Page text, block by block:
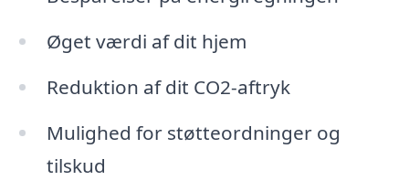
Øget værdi af dit hjem
Reduktion af dit CO2-aftryk
Mulighed for støtteordninger og
tilskud